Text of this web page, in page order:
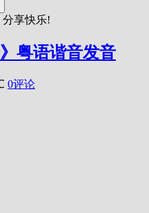
享快乐!
粤语谐音发音
0评论